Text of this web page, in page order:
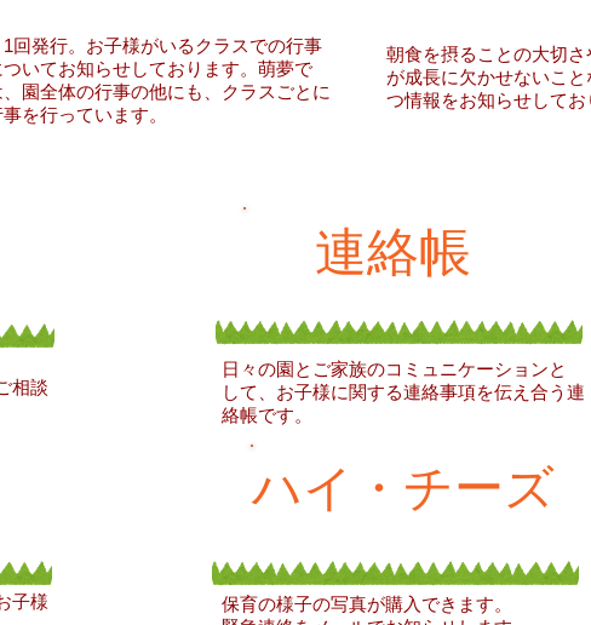
1回発行。お子様がいるクラスでの行事
ついてお知らせしております。萌夢で
、園全体の行事の他にも、クラスごとに
を行っています。
朝食を摂ることの大切
が成長に欠かせないこ
つ情報をお知らせしてお
相談
子様
連絡帳
日々の園とご家族のコミュニケーションと
​して、お子様に関する連絡事項を伝え合う連
絡帳です。
ハイ・チーズ
保育の様子の写真が購入できます。